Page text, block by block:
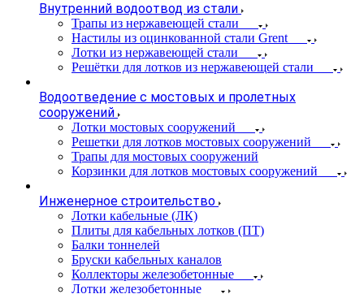
Внутренний водоотвод из стали
Трапы из нержавеющей стали
Настилы из оцинкованной стали Grent
Лотки из нержавеющей стали
Решётки для лотков из нержавеющей стали
Водоотведение с мостовых и пролетных
сооружений
Лотки мостовых сооружений
Решетки для лотков мостовых сооружений
Трапы для мостовых сооружений
Корзинки для лотков мостовых сооружений
Инженерное строительство
Лотки кабельные (ЛК)
Плиты для кабельных лотков (ПТ)
Балки тоннелей
Бруски кабельных каналов
Коллекторы железобетонные
Лотки железобетонные